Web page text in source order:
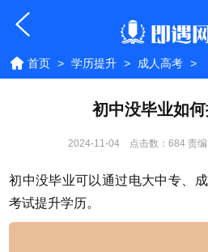
首页 > 学历提升 > 成人高考 >
初中没毕业如
2024-11-04 点击数： 684 责
初中没毕业可以通过电大中专、
考试提升学历。